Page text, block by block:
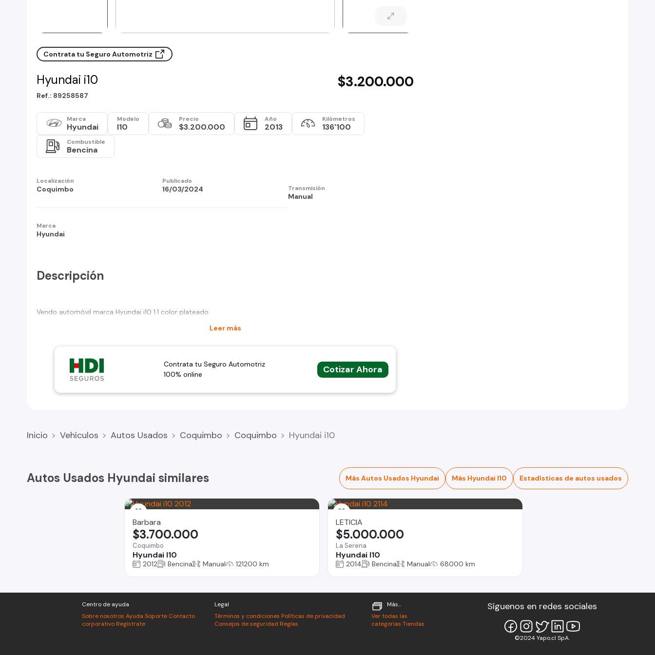
Contrata tu Seguro Automotriz
Hyundai i10 $3.200.000
Ref.: 89258587
Marca
Hyundai
Modelo
I10
Precio
$3.200.000
Año
2013
Kilómetros
136'100
Combustible
Bencina
Localización
Coquimbo
Publicado
16/03/2024 Transmisión
Manual
Marca
Hyundai
Descripción
Vendo automóvil marca Hyundai i10 1.1 color plateado
Leer más
Contrata tu Seguro Automotriz
100% online
Cotizar Ahora
Inicio Vehículos Autos Usados Coquimbo Coquimbo Hyundai i10
Autos Usados Hyundai similares Más Autos Usados Hyundai Más Hyundai I10 Estadísticas de autos usados
Barbara
Coquimbo
Hyundai I10
$3.700.000
2012 Bencina Manual 121200 km
LETICIA
La Serena
Hyundai I10
$5.000.000
2014 Bencina Manual 68000 km
Centro de ayuda
Sobre nosotros Ayuda Soporte Contacto
corporativo Regístrate
Legal
Términos y condiciones Políticas de privacidad
Consejos de seguridad Reglas
Más...
Ver todas las
categorías Tiendas
Síguenos en redes sociales
©2024 Yapo.cl SpA.